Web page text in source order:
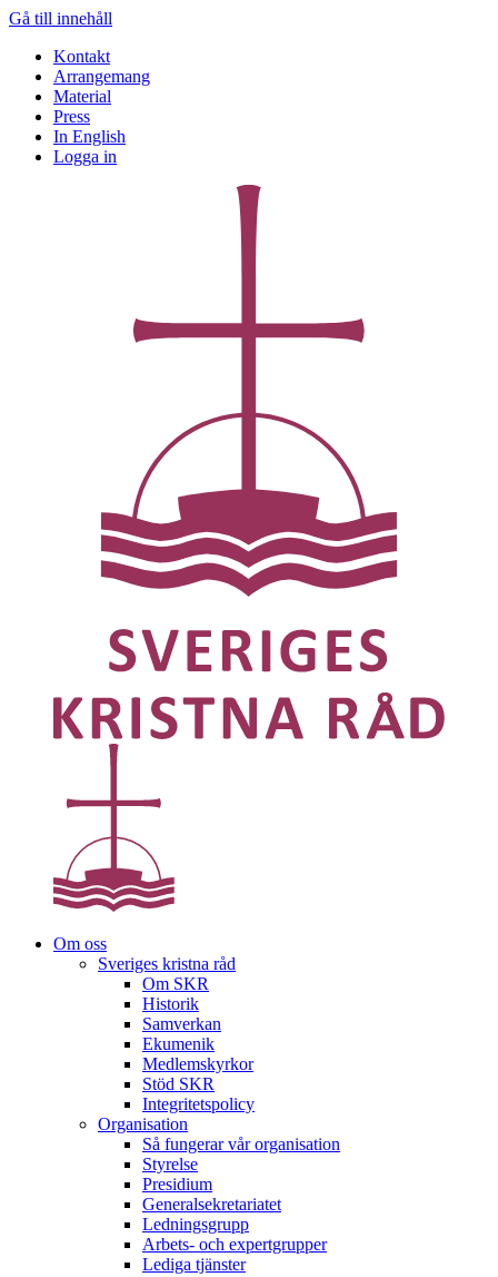
Gå till innehåll
Kontakt
Arrangemang
Material
Press
In English
Logga in
Om oss
Sveriges kristna råd
Om SKR
Historik
Samverkan
Ekumenik
Medlemskyrkor
Stöd SKR
Integritetspolicy
Organisation
Så fungerar vår organisation
Styrelse
Presidium
Generalsekretariatet
Ledningsgrupp
Arbets- och expertgrupper
Lediga tjänster